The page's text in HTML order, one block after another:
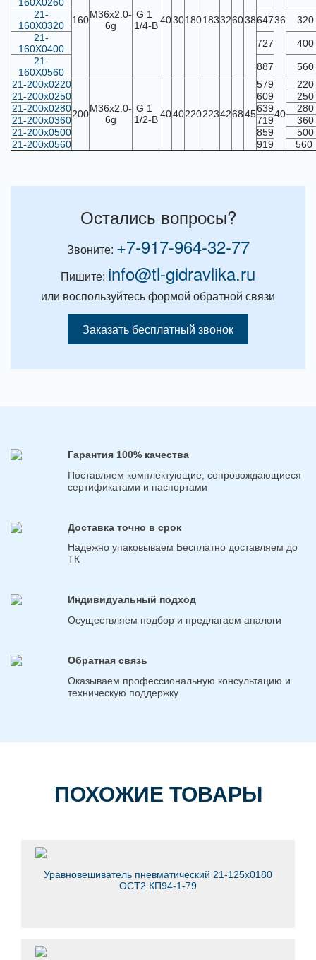
160М36х2.0-
6g
G 1
1/4-В 4030180183326038 36
21-
160Х0320
647
320
21-
160Х0400
727
400
21-
160Х0560
887
560
21-200х0220
200М36х2.0-
6g
G 1
1/2-В 4040220223426845
579
40
220
21-200х0250
609
250
21-200х0280
639
280
21-200х0360
719
360
21-200х0500
859
500
21-200х0560
919 560
Остались вопросы?
Звоните: +7-917-964-32-77
Пишите: info@tl-gidravlika.ru
или воспользуйтесь формой обратной связи
Заказать бесплатный звонок
Гарантия 100% качества
Поставляем комплектующие, сопровождающиеся
сертификатами и паспортами
Доставка точно в срок
Надежно упаковываем Бесплатно доставляем до
ТК
Индивидуальный подход
Осуществляем подбор и предлагаем аналоги
Обратная связь
Оказываем профессиональную консультацию и
техническую поддержку
ПОХОЖИЕ ТОВАРЫ
Уравновешиватель пневматический 21-125х0180
ОСТ2 КП94-1-79